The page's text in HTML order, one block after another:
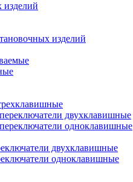
изделий
изделий
двухклавишные
одноклавишные
двухклавишные
одноклавишные